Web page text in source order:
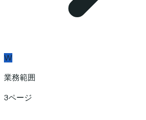
W
業務範囲
3ページ